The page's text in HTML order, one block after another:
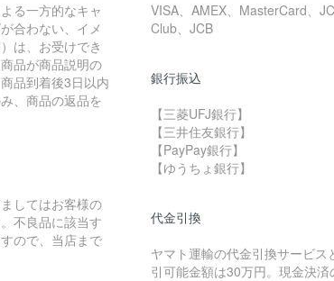
る一方的なキャ
合わない、イメ
は、お受けでき
品が商品説明の
品到着後3日以内
、商品の返品を
してはお客様の
不良品に該当す
ので、当店まで
VISA、AMEX、MasterCard、
Club、JCB
銀行振込
【三菱UFJ銀行】
【三井住友銀行】
【PayPay銀行】
【ゆうちょ銀行】
代金引換
ヤマト運輸の代金引換サービス
引可能金額は30万円。現金決済